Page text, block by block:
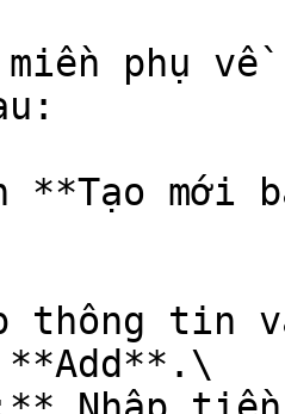
phụ về
**Tạo mới
thông tin
**Add**.\